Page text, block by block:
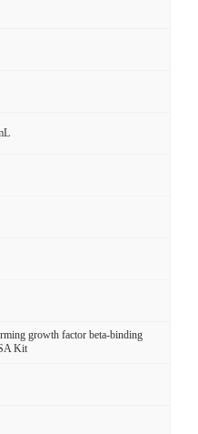
growth factor beta-binding
Kit